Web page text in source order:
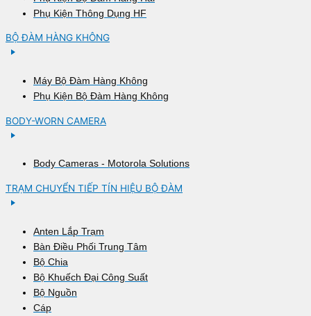
Phụ Kiện Thông Dụng HF
BỘ ĐÀM HÀNG KHÔNG
Máy Bộ Đàm Hàng Không
Phụ Kiện Bộ Đàm Hàng Không
BODY-WORN CAMERA
Body Cameras - Motorola Solutions
TRẠM CHUYỂN TIẾP TÍN HIỆU BỘ ĐÀM
Anten Lắp Trạm
Bàn Điều Phối Trung Tâm
Bộ Chia
Bộ Khuếch Đại Công Suất
Bộ Nguồn
Cáp